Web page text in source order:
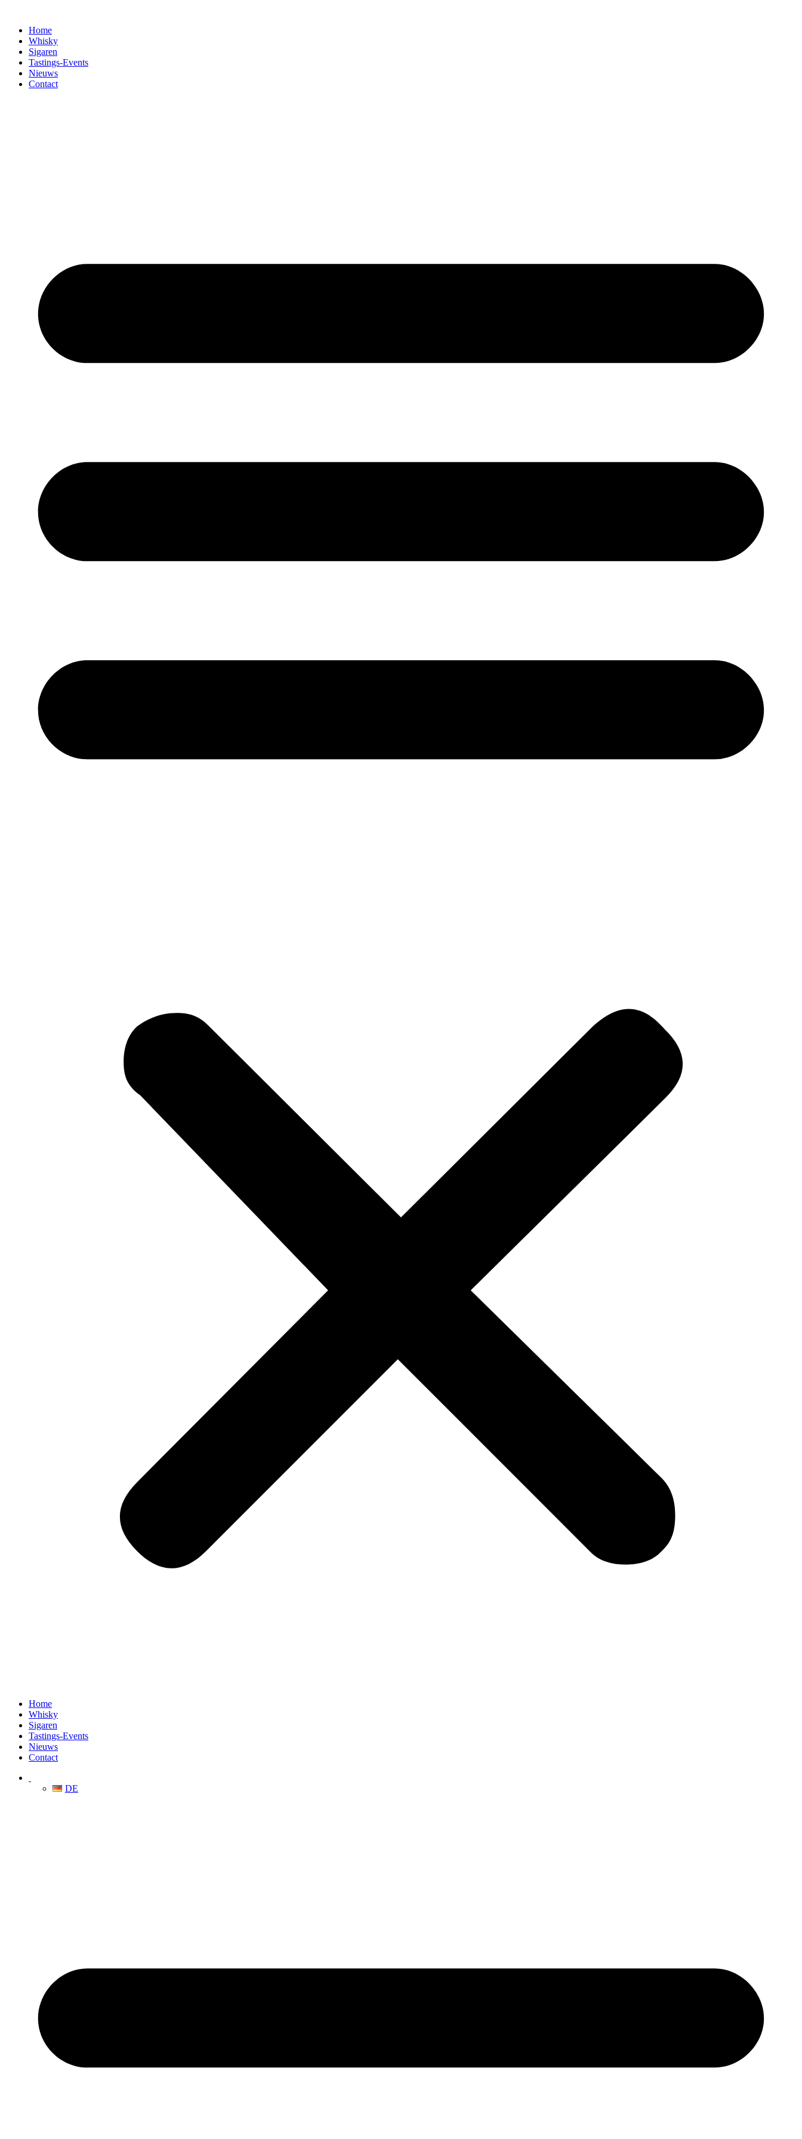
Home
Whisky
Sigaren
Tastings-Events
Nieuws
Contact
Home
Whisky
Sigaren
Tastings-Events
Nieuws
Contact
DE